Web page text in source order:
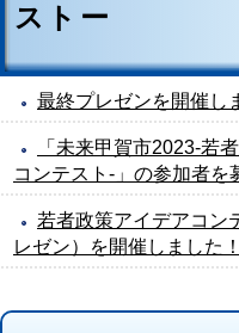
ストー
最終プレゼンを開催し
「未来甲賀市2023-若
コンテスト-」の参加者を
若者政策アイデアコン
レゼン）を開催しました！